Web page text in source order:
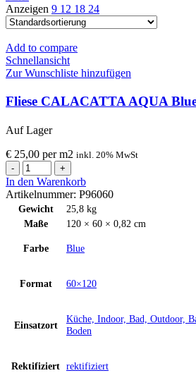
Anzeigen 9 12 18 24
Add to compare
Schnellansicht
Zur Wunschliste hinzufügen
Fliese CALACATTA AQUA
Auf Lager
€ 25,00 perm2 inkl. 20% MwSt
Fliese
CALACATTA
AQUA
Blue
cm
Menge
In den Warenkorb
Artikelnummer: P96060
Gewicht
25,8 kg
Maße
120 × 60 × 0,82 cm
Farbe Blue
Format 60×120
Einsatzort
Küche, Indoor, Bad, Outdoor,
Boden
Rektifiziert rektifiziert